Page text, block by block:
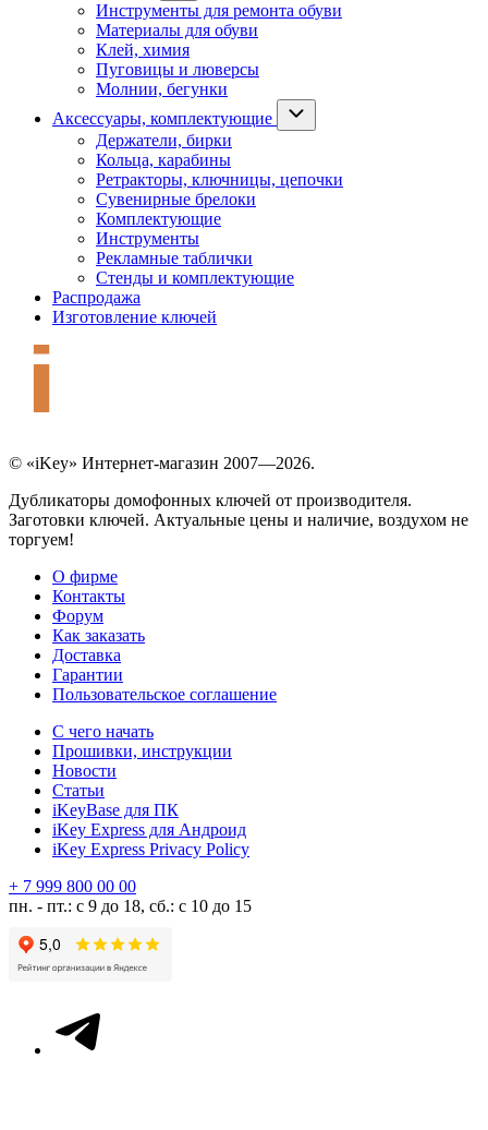
Инструменты для ремонта обуви
Материалы для обуви
Клей, химия
Пуговицы и люверсы
Молнии, бегунки
Аксессуары, комплектующие
Держатели, бирки
Кольца, карабины
Ретракторы, ключницы, цепочки
Сувенирные брелоки
Комплектующие
Инструменты
Рекламные таблички
Стенды и комплектующие
Распродажа
Изготовление ключей
© «iKey» Интернет-магазин 2007—2026.
Дубликаторы домофонных ключей от производителя.
Заготовки ключей. Актуальные цены и наличие, воздухом не
торгуем!
О фирме
Контакты
Форум
Как заказать
Доставка
Гарантии
Пользовательское соглашение
С чего начать
Прошивки, инструкции
Новости
Статьи
iKeyBase для ПК
iKey Express для Андроид
iKey Express Privacy Policy
+ 7 999 800 00 00
пн. - пт.: с 9 до 18, сб.: с 10 до 15